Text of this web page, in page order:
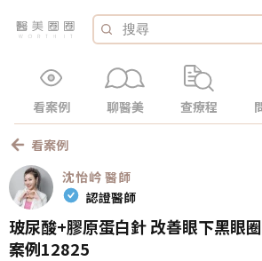
看案例 聊醫美 查療程
看案例
沈怡岒 醫師
認證醫師
玻尿酸+膠原蛋白針 改善眼下黑眼
案例12825